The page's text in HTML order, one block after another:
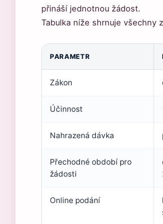
přináší jednotnou žádost.
Tabulka níže shrnuje všechny
PARAMETR
Zákon
Účinnost
Nahrazená dávka
Přechodné období pro
žádosti
Online podání